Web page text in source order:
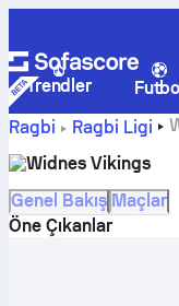
Trendler Futbol
Ragbi
Ragbi Ligi
Widnes Vikings
Genel Bakış Maçlar
Öne Çıkanlar